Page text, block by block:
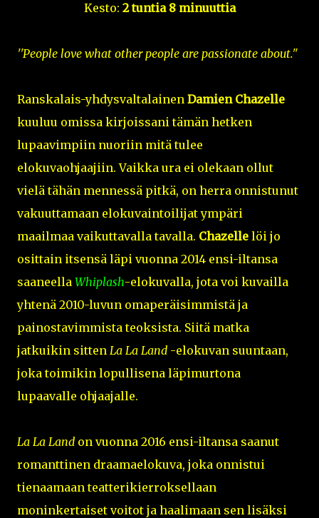
Kesto: 2 tuntia 8 minuuttia
''People love what other people are passionate about."
Ranskalais-yhdysvaltalainen Damien Chazelle
kuuluu omissa kirjoissani tämän hetken
lupaavimpiin nuoriin mitä tulee
elokuvaohjaajiin. Vaikka ura ei olekaan ollut
vielä tähän mennessä pitkä, on herra onnistunut
vakuuttamaan elokuvaintoilijat ympäri
maailmaa vaikuttavalla tavalla. Chazelle löi jo
osittain itsensä läpi vuonna 2014 ensi-iltansa
saaneella Whiplash-elokuvalla, jota voi kuvailla
yhtenä 2010-luvun omaperäisimmistä ja
painostavimmista teoksista. Siitä matka
jatkuikin sitten La La Land -elokuvan suuntaan,
joka toimikin lopullisena läpimurtona
lupaavalle ohjaajalle.
La La Land on vuonna 2016 ensi-iltansa saanut
romanttinen draamaelokuva, joka onnistui
tienaamaan teatterikierroksellaan
moninkertaiset voitot ja haalimaan sen lisäksi